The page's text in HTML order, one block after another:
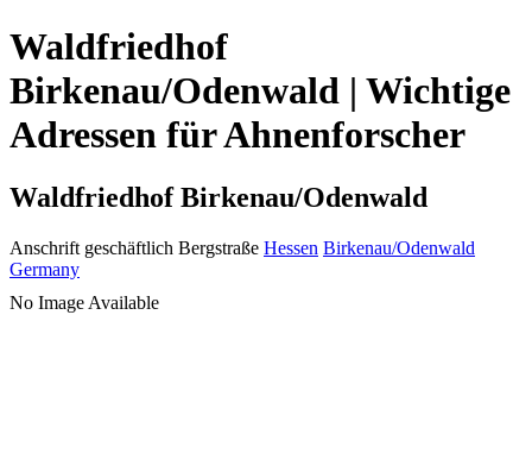
Waldfriedhof
Birkenau/Odenwald | Wichtige
Adressen für Ahnenforscher
Waldfriedhof Birkenau/Odenwald
Anschrift geschäftlich Bergstraße Hessen Birkenau/Odenwald
Germany
No Image Available